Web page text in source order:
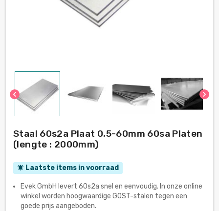
chevron_left chevron_right
Staal 60s2a Plaat 0,5-60mm 60sa Platen
(lengte : 2000mm)
notifications_active Laatste items in voorraad
Evek GmbH levert 60s2a snel en eenvoudig. In onze online
winkel worden hoogwaardige GOST-stalen tegen een
goede prijs aangeboden.